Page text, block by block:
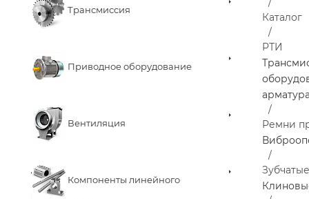
Трансмиссия
Приводное оборудование
Вентиляция
Компоненты линейного
Каталог
РТИ
Ремни